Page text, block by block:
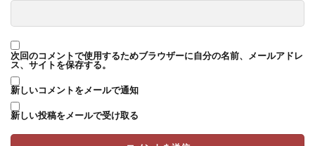
次回のコメントで使用するためブラウザーに自分の名前、メールアドレ
ス、サイトを保存する。
新しいコメントをメールで通知
新しい投稿をメールで受け取る